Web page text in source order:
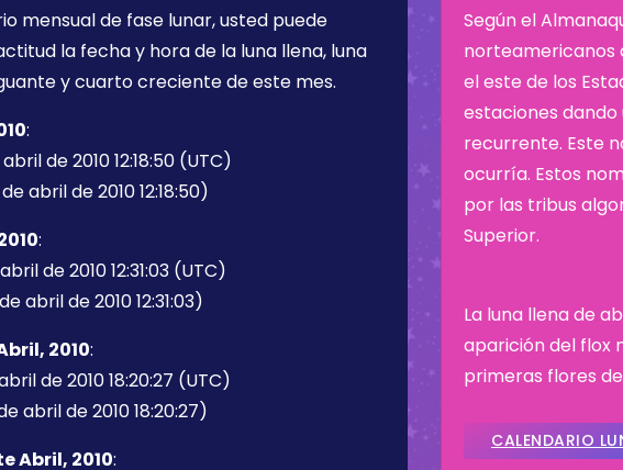
mensual de fase lunar, usted puede
la fecha y hora de la luna llena, luna
y cuarto creciente de este mes.
:
de 2010 12:18:50 (UTC)
abril de 2010 12:18:50)
:
de 2010 12:31:03 (UTC)
abril de 2010 12:31:03)
2010:
de 2010 18:20:27 (UTC)
abril de 2010 18:20:27)
Abril, 2010:
Según el
norteamericanos
el este de los
estaciones
recurrente. Este
ocurría. Estos
por las tribus
Superior.
La luna llena de
aparición del flox
primeras flores
CALENDARIO